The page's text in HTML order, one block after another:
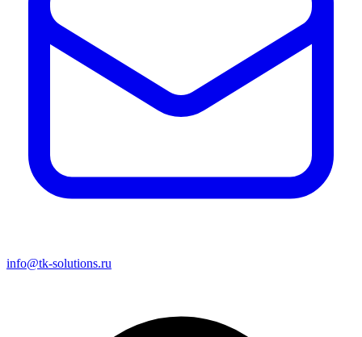
info@tk-solutions.ru